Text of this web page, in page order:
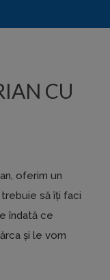
CU
oferim un
să îți faci
îndată ce
și le vom